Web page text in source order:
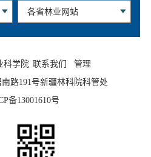
科学院 联系我们
管理
路191号新疆林科院科管处
备13001610号